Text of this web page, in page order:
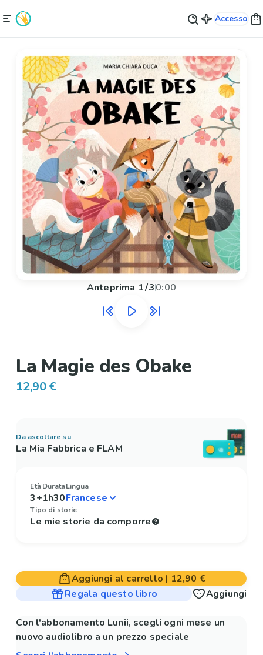
Accesso
Anteprima 1/30:00
La Magie des Obake
12,90 €
Da ascoltare su
La Mia Fabbrica e FLAM
Età
3+
Durata
1h30
Lingua
Tipo di storie
Le mie storie da comporre
Aggiungi al carrello | 12,90 €
Regala questo libro
Aggiungi
Con l'abbonamento Lunii, scegli ogni mese un
nuovo audiolibro a un prezzo speciale